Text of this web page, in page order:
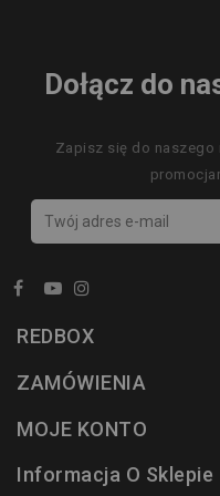
Dołącz do
Zapisz się do
REDBOX
ZAMÓWIENIA
MOJE KONTO
Informacja O Sklepie